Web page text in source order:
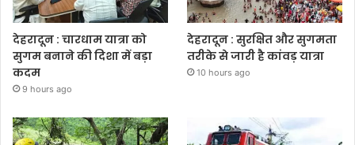
देहरादून : चारधाम यात्रा को
सुगम बनाने की दिशा में बड़ा
कदम
9 hours ago
देहरादून : सुरक्षित और सुगमता
तरीके से जारी है कांवड़ यात्रा
10 hours ago